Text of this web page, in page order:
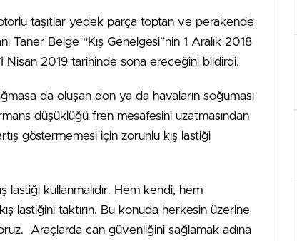
taşıtlar yedek parça toptan ve perakende
Taner Belge “Kış Genelgesi”nin 1 Aralık 2018
Nisan 2019 tarihinde sona ereceğini bildirdi.
da oluşan don ya da havaların soğuması
düşüklüğü fren mesafesini uzatmasından
göstermemesi için zorunlu kış lastiği
lastiği kullanmalıdır. Hem kendi, hem
lastiğini taktırın. Bu konuda herkesin üzerine
Araçlarda can güvenliğini sağlamak adına